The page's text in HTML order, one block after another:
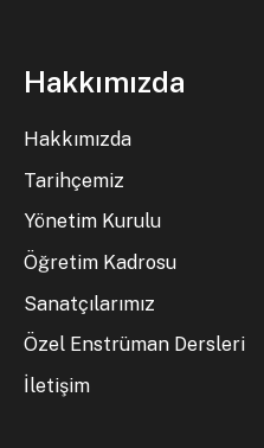
Hakkımızda
Hakkımızda
Tarihçemiz
Yönetim Kurulu
Öğretim Kadrosu
Sanatçılarımız
Özel Enstrüman Dersleri
İletişim